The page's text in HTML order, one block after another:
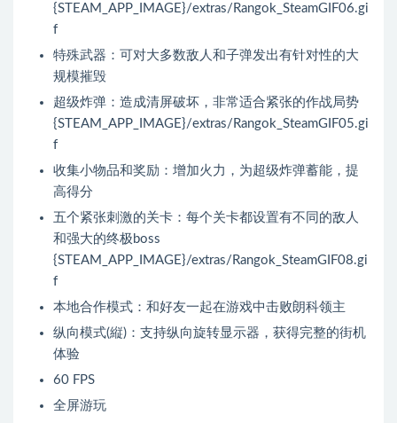
{STEAM_APP_IMAGE}/extras/Rangok_SteamGIF06.gi
f
特殊武器：可对大多数敌人和子弹发出有针对性的大
规模摧毁
超级炸弹：造成清屏破坏，非常适合紧张的作战局势
{STEAM_APP_IMAGE}/extras/Rangok_SteamGIF05.gi
f
收集小物品和奖励：增加火力，为超级炸弹蓄能，提
高得分
五个紧张刺激的关卡：每个关卡都设置有不同的敌人
和强大的终极boss
{STEAM_APP_IMAGE}/extras/Rangok_SteamGIF08.gi
f
本地合作模式：和好友一起在游戏中击败朗科领主
纵向模式(縦)：支持纵向旋转显示器，获得完整的街机
体验
60 FPS
全屏游玩